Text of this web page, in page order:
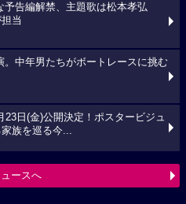
予告編解禁、主題歌は松本孝弘
当
。中年男たちがボートレースに挑む
23日(金)公開決定！ポスタービジュ
族を巡る今...
ースへ